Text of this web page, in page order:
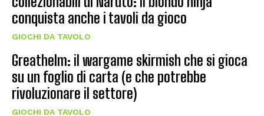
conquista anche i tavoli da gioco
GIOCHI DA TAVOLO
Greathelm: il wargame skirmish che si gioca
su un foglio di carta (e che potrebbe
rivoluzionare il settore)
GIOCHI DA TAVOLO